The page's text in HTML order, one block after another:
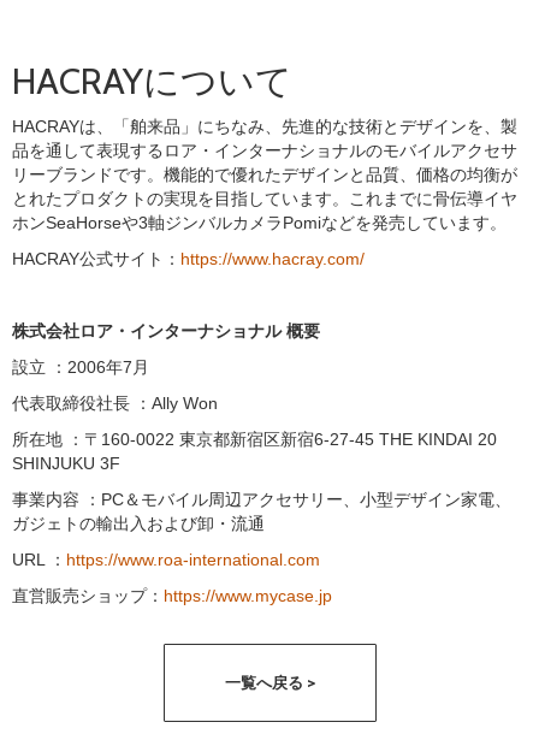
HACRAYについて
HACRAYは、「舶来品」にちなみ、先進的な技術とデザインを、製
品を通して表現するロア・インターナショナルのモバイルアクセサ
リーブランドです。機能的で優れたデザインと品質、価格の均衡が
とれたプロダクトの実現を目指しています。これまでに骨伝導イヤ
ホンSeaHorseや3軸ジンバルカメラPomiなどを発売しています。
HACRAY公式サイト： https://www.hacray.com/
株式会社ロア・インターナショナル 概要
設立 ：2006年7月
代表取締役社長 ：Ally Won
所在地 ：〒160-0022 東京都新宿区新宿6-27-45 THE KINDAI 20
SHINJUKU 3F
事業内容 ：PC＆モバイル周辺アクセサリー、小型デザイン家電、
ガジェトの輸出入および卸・流通
URL ： https://www.roa-international.com
直営販売ショップ： https://www.mycase.jp
一覧へ戻る >